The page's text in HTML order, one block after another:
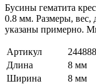
Бусины гематита
0.8 мм. Размеры, вес,
указаны примерно.
Артикул
244888
Длина
8 мм
Ширина
8 мм